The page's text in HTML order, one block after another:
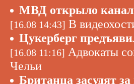
МВД открыло канал
[16.08 14:43] В
Цукерберг
[16.08 11:16] Адвокаты
Чельи
Британца засудят